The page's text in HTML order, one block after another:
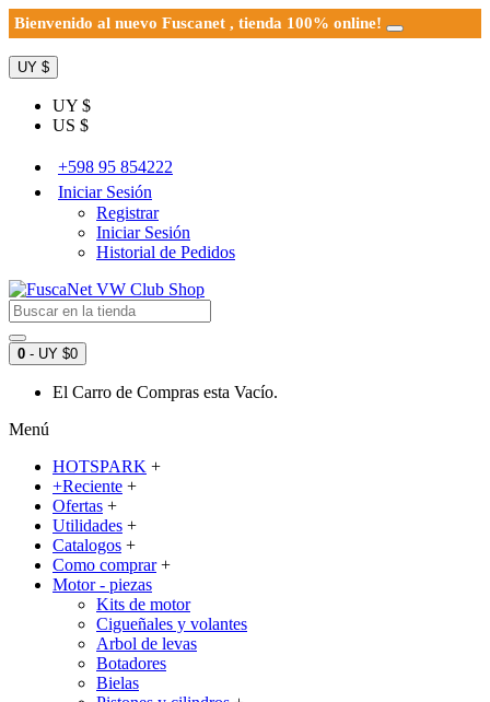
Bienvenido al nuevo Fuscanet , tienda 100% online!
UY $
UY $
US $
+598 95 854222
Iniciar Sesión
Registrar
Iniciar Sesión
Historial de Pedidos
0 - UY $0
El Carro de Compras esta Vacío.
Menú
HOTSPARK +
+Reciente +
Ofertas +
Utilidades +
Catalogos +
Como comprar +
Motor - piezas
Kits de motor
Cigueñales y volantes
Arbol de levas
Botadores
Bielas